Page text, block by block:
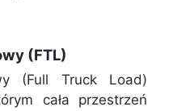
(FTL)
(Full Truck Load)
cała przestrzeń